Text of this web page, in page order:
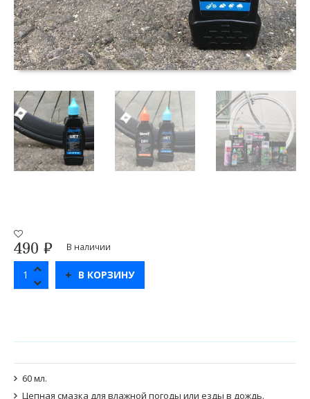
490 ₽ В наличии
В КОРЗИНУ
60 мл.
Цепная смазка для влажной погоды или езды в дождь.